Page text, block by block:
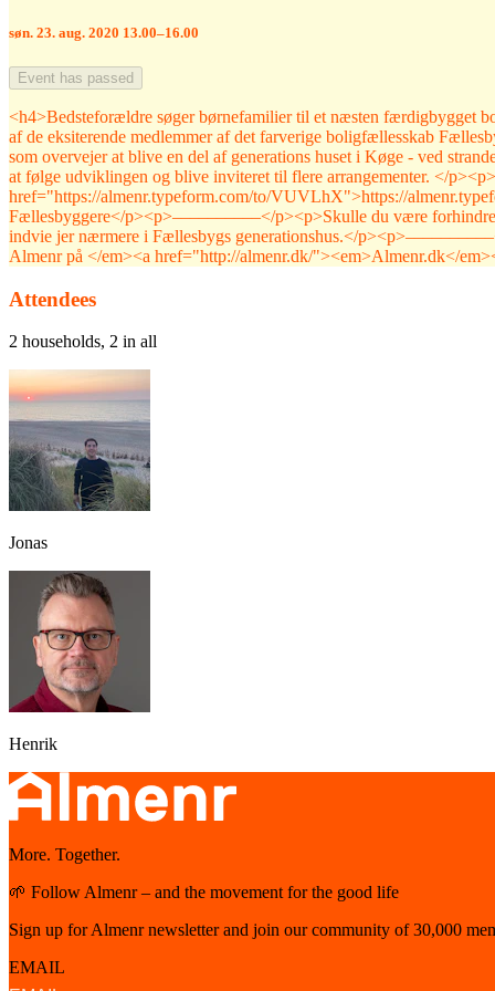
søn. 23. aug. 2020 13.00–16.00
Event has passed
<h4>Bedsteforældre søger børnefamilier til et næsten færdigbygget
af de eksiterende medlemmer af det farverige boligfællesskab
som overvejer at blive en del af generations huset i Køge - ved
at følge udviklingen og blive inviteret til flere arrangementer. </
href="https://almenr.typeform.com/to/VUVLhX">https://
Fællesbyggere</p><p>––––––––––</p><p>Skulle du være
indvie jer nærmere i Fællesbygs generationshus.</
Almenr på </em><a href="http://almenr.dk/"><em>Almenr.dk</
Attendees
2 households, 2 in all
Jonas
Henrik
More. Together.
🌱 Follow Almenr – and the movement for the good life
Sign up for Almenr newsletter and join our community of 30,000
EMAIL